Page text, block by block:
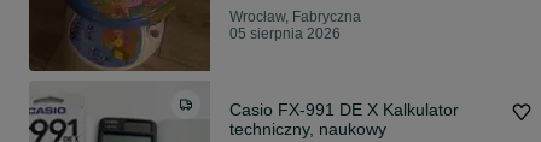
Wrocław, Fabryczna
05 sierpnia 2026
Casio FX-991 DE X Kalkulator
techniczny, naukowy